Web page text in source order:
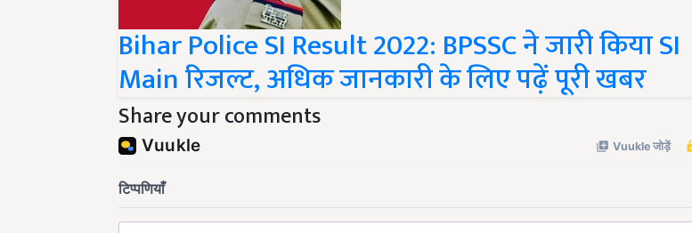
Bihar Police SI Result 2022: BPSSC ने जारी किया SI
Main रिजल्ट, अधिक जानकारी के लिए पढ़ें पूरी खबर
Share your comments